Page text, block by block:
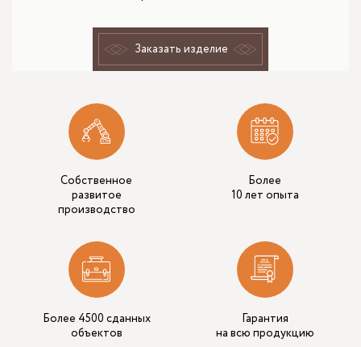
Заказать изделие
Собственное
развитое
производство
Более
10 лет опыта
Более 4500 сданных
объектов
Гарантия
на всю продукцию